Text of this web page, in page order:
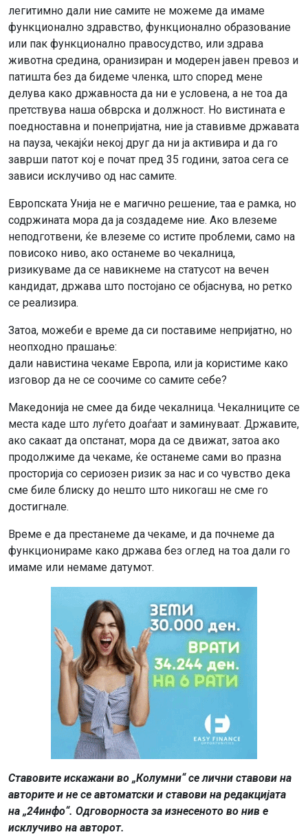
легитимно дали ние самите не можеме да имаме
функционално здравство, функционално образование
или пак функционално правосудство, или здрава
животна средина, оранизиран и модерен јавен превоз и
патишта без да бидеме членка, што според мене
делува како државноста да ни е условена, а не тоа да
претствува наша обврска и должност. Но вистината е
поедноставна и понепријатна, ние ја ставивме државата
на пауза, чекајќи некој друг да ни ја активира и да го
заврши патот кој е почат пред 35 години, затоа сега се
зависи исклучиво од нас самите.
Европската Унија не е магично решение, таа е рамка, но
содржината мора да ја создадеме ние. Ако влеземе
неподготвени, ќе влеземе со истите проблеми, само на
повисоко ниво, ако останеме во чекалница,
ризикуваме да се навикнеме на статусот на вечен
кандидат, држава што постојано се објаснува, но ретко
се реализира.
Затоа, можеби е време да си поставиме непријатно, но
неопходно прашање:
дали навистина чекаме Европа, или ја користиме како
изговор да не се соочиме со самите себе?
Македонија не смее да биде чекалница. Чекалниците се
места каде што луѓето доаѓаат и заминуваат. Државите,
ако сакаат да опстанат, мора да се движат, затоа ако
продолжиме да чекаме, ќе останеме сами во празна
просторија со сериозен ризик за нас и со чувство дека
сме биле блиску до нешто што никогаш не сме го
достигнале.
Време е да престанеме да чекаме, и да почнеме да
функционираме како држава без оглед на тоа дали го
имаме или немаме датумот.
Ставовите искажани во „Колумни“ се лични ставови на
авторите и не се автоматски и ставови на редакцијата
на „24инфо“. Одговорноста за изнесеното во нив е
исклучиво на авторот.